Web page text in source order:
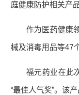
庭健康防护相关产
作为医药健康
械及消毒用品等47
福元药业在此
“最佳人气奖”。该